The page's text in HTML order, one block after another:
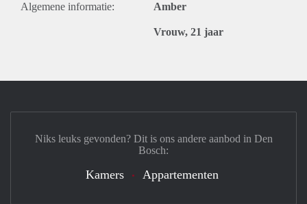
Algemene informatie: Amber
Vrouw, 21 jaar
Niks leuks gevonden? Dit is ons andere aanbod in Den
Bosch:
Kamers Appartementen